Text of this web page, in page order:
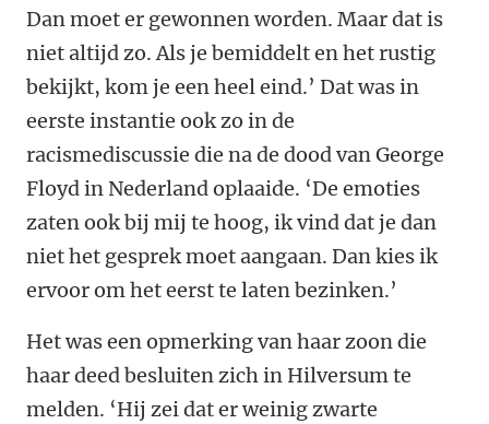
Dan moet er gewonnen worden. Maar dat is
niet altijd zo. Als je bemiddelt en het rustig
bekijkt, kom je een heel eind.’ Dat was in
eerste instantie ook zo in de
racismediscussie die na de dood van George
Floyd in Nederland oplaaide. ‘De emoties
zaten ook bij mij te hoog, ik vind dat je dan
niet het gesprek moet aangaan. Dan kies ik
ervoor om het eerst te laten bezinken.’
Het was een opmerking van haar zoon die
haar deed besluiten zich in Hilversum te
melden. ‘Hij zei dat er weinig zwarte